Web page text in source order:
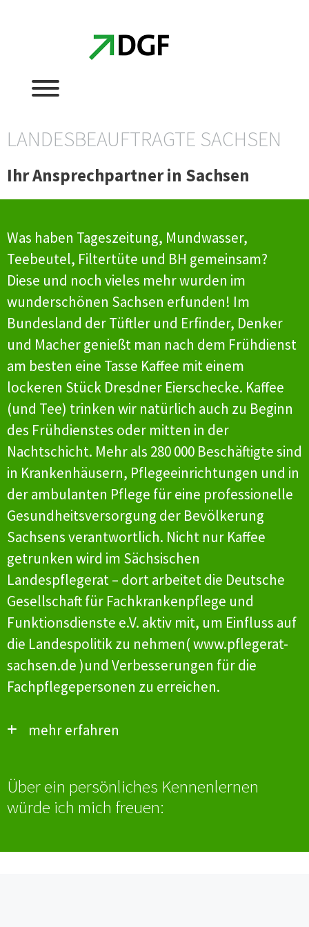
LANDESBEAUFTRAGTE SACHSEN
Ihr Ansprechpartner in Sachsen
Was haben Tageszeitung, Mundwasser,
Teebeutel, Filtertüte und BH gemeinsam?
Diese und noch vieles mehr wurden im
wunderschönen Sachsen erfunden! Im
Bundesland der Tüftler und Erfinder, Denker
und Macher genießt man nach dem Frühdienst
am besten eine Tasse Kaffee mit einem
lockeren Stück Dresdner Eierschecke. Kaffee
(und Tee) trinken wir natürlich auch zu Beginn
des Frühdienstes oder mitten in der
Nachtschicht. Mehr als 280 000 Beschäftigte sind
in Krankenhäusern, Pflegeeinrichtungen und in
der ambulanten Pflege für eine professionelle
Gesundheitsversorgung der Bevölkerung
Sachsens verantwortlich. Nicht nur Kaffee
getrunken wird im Sächsischen
Landespflegerat – dort arbeitet die Deutsche
Gesellschaft für Fachkrankenpflege und
Funktionsdienste e.V. aktiv mit, um Einfluss auf
die Landespolitik zu nehmen(www.pflegerat-
sachsen.de)und Verbesserungen für die
Fachpflegepersonen zu erreichen.
mehr erfahren
Ausgewählte
Über ein persönliches Kennenlernen
würde ich mich freuen: